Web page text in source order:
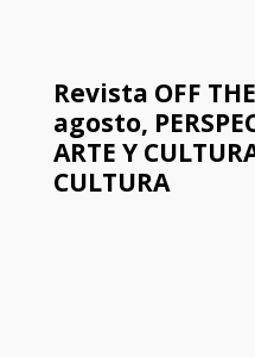
Revista OFF
agosto,
ARTE Y
CULTURA